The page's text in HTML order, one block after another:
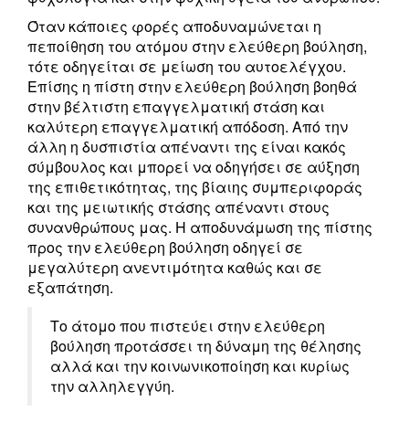
Όταν κάποιες φορές αποδυναμώνεται η
πεποίθηση του ατόμου στην ελεύθερη βούληση,
τότε οδηγείται σε μείωση του αυτοελέγχου.
Επίσης η πίστη στην ελεύθερη βούληση βοηθά
στην βέλτιστη επαγγελματική στάση και
καλύτερη επαγγελματική απόδοση. Από την
άλλη η δυσπιστία απέναντι της είναι κακός
σύμβουλος και μπορεί να οδηγήσει σε αύξηση
της επιθετικότητας, της βίαιης συμπεριφοράς
και της μειωτικής στάσης απέναντι στους
συνανθρώπους μας. Η αποδυνάμωση της πίστης
προς την ελεύθερη βούληση οδηγεί σε
μεγαλύτερη ανεντιμότητα καθώς και σε
εξαπάτηση.
Το άτομο που πιστεύει στην ελεύθερη
βούληση προτάσσει τη δύναμη της θέλησης
αλλά και την κοινωνικοποίηση και κυρίως
την αλληλεγγύη.